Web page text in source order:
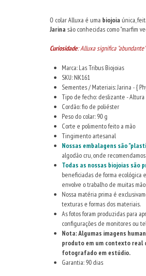
O colar Alluxa é uma biojoia única,
Jarina são conhecidas como "marfim
Curiosidade: Alluxa significa
Marca: Las Tribus Biojoias
SKU: NK161
Sementes / Materiais: Jarina - {
Tipo de fecho: deslizante - Altura
Cordão: fio de poliéster
Peso do colar: 90 g
Corte e polimento feito a mão
Tingimento artesanal
Nossas embalagens são
algodão cru, onde
Todas as nossas biojoias são
beneficiadas de forma ecológica
envolve o trabalho de muitas
Nossa matéria prima é
texturas e formas dos materiais.
As fotos foram produzidas para
configurações de monitores ou
Nota: Algumas imagens
produto em um contexto real
fotografado em estúdio.
Garantia: 90 dias